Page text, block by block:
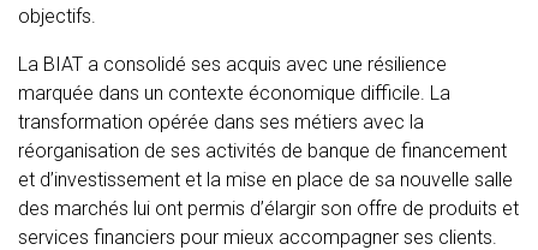
objectifs.
La BIAT a consolidé ses acquis avec une résilience
marquée dans un contexte économique difficile. La
transformation opérée dans ses métiers avec la
réorganisation de ses activités de banque de financement
et d’investissement et la mise en place de sa nouvelle salle
des marchés lui ont permis d’élargir son offre de produits et
services financiers pour mieux accompagner ses clients.